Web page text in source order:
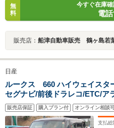
無
料
今すぐ在庫
電
販売店： 船津自動車販売 鶴ヶ島若葉店
日産
ルークス 660 ハイウェイス
セグナビ/前後ドラレコ/ETC/ア
ハンズフリーパワースライドド
パネルエアコン/キーフリー/
レーキ/サーキュレーター
販売店保証 購入プラン付 オンライン相談
支払総